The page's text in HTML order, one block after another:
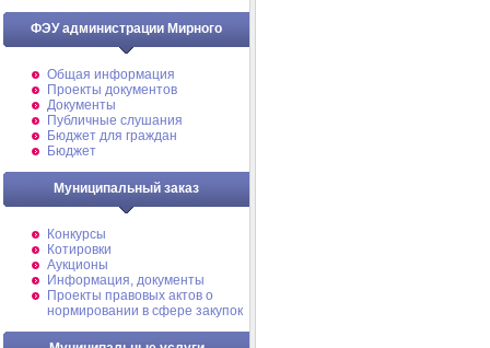
ФЭУ администрации Мирного
Общая информация
Проекты документов
Документы
Публичные слушания
Бюджет для граждан
Бюджет
Муниципальный заказ
Конкурсы
Котировки
Аукционы
Информация, документы
Проекты правовых актов о
нормировании в сфере закупок